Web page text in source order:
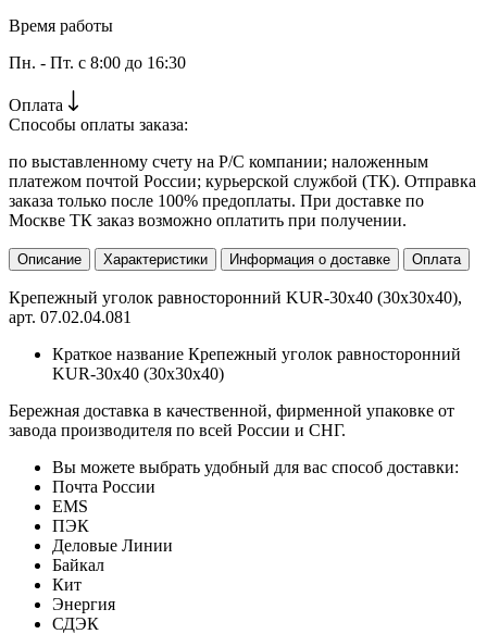
Время работы
Пн. - Пт. с 8:00 до 16:30
Оплата
Способы оплаты заказа:
по выставленному счету на Р/С компании; наложенным
платежом почтой России; курьерской службой (ТК). Отправка
заказа только после 100% предоплаты. При доставке по
Москве ТК заказ возможно оплатить при получении.
Описание Характеристики Информация о доставке Оплата
Крепежный уголок равносторонний KUR-30х40 (30х30х40),
арт. 07.02.04.081
Краткое название Крепежный уголок равносторонний
KUR-30х40 (30х30х40)
Бережная доставка в качественной, фирменной упаковке от
завода производителя по всей России и СНГ.
Вы можете выбрать удобный для вас способ доставки:
Почта России
EMS
ПЭК
Деловые Линии
Байкал
Кит
Энергия
СДЭК